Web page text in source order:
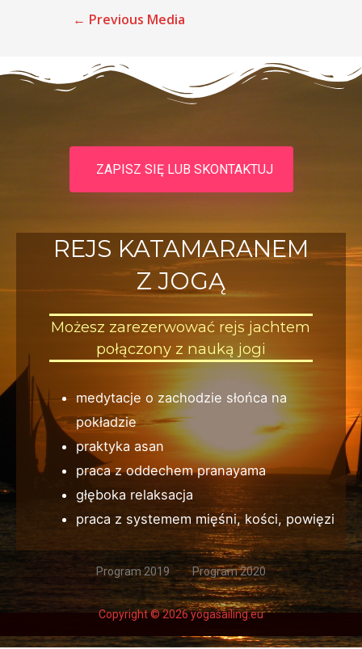
← Previous Media
REJS KATAMARANEM
Z JOGĄ
Możesz zarezerwować rejs jachtem
połączony z nauką jogi
medytacje o zachodzie słońca na
pokładzie
praktyka asan
praca z oddechem pranayama
głęboka relaksacja
praca z systemem mięśni, kości, powięzi
ZAPISZ SIĘ LUB SKONTAKTUJ
Copyright © 2026 yogasailing.eu
Program 2019 Program 2020